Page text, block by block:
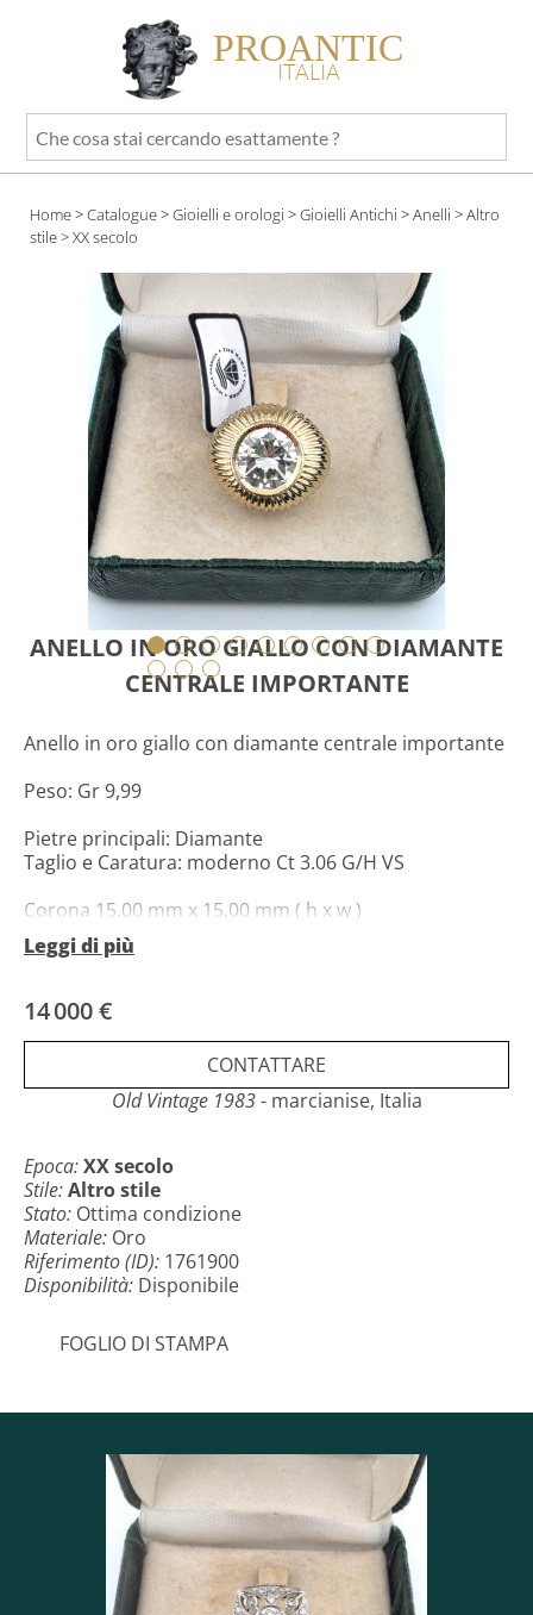
PROANTIC
ITALIA
Che
cosa
cercando
esattamente
Home>Catalogue>Gioielli e orologi >Gioielli Antichi >Anelli >Altro
stile> XX secolo
ANELLO IN ORO GIALLO CON DIAMANTE
CENTRALE IMPORTANTE
Anello in oro giallo con diamante centrale importante
Peso: Gr 9,99
Pietre principali: Diamante
Taglio e Caratura: moderno Ct 3.06 G/H VS
Corona 15.00 mm x 15.00 mm ( h x w )
Misura anello: 52 Eu 12 IT
Leggi di più
14 000 €
CONTATTARE
Old Vintage 1983- marcianise, Italia
Epoca:XX secolo
Stile:Altro stile
Stato: Ottima condizione
Materiale: Oro
Riferimento (ID): 1761900
Disponibilità: Disponibile
FOGLIO DI STAMPA